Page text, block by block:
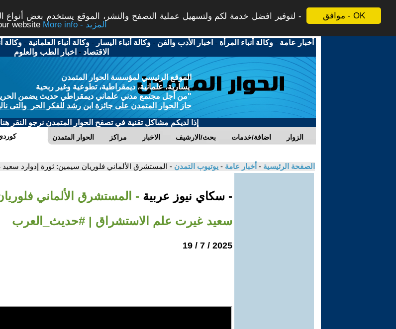
موافق - OK
لتوفير افضل خدمة لكم ولتسهيل عملية التصفح والنشر، الموقع يستخدم بعض أنواع
website
More info - المزيد
أخبار عامة -وكالة أنباء المرأة - اخبار الأدب والفن -وكالة أنباء اليسار -وكالة أنباء العلمانية -وكالة
الاقتصاد - اخبار الطب والعلوم
الموقع الرئيسي لمؤسسة الحوار المتمدن
يسارية، علمانية، ديمقراطية، تطوعية وغير ربحية
"من أجل مجتمع مدني علماني ديمقراطي حديث يضمن الحرية
حاز الحوار المتمدن على جائزة ابن رشد للفكر الحر والتى
إذا لديكم مشاكل تقنية في تصفح الحوار المتمدن نرجو النقر
الحوار المتمدن مراكز الاخبار بحث/الارشيف اضافة/خدمات الزوار
الصفحة الرئيسية - أخبار عامة - يوتيوب التمدن - المستشرق الألماني فلوريان سيمين: ثورة إدوارد
- سكاي نيوز عربية - المستشرق الألماني
سعيد غيرت علم الاستشراق | #حديث_العرب
2025 / 7 / 19